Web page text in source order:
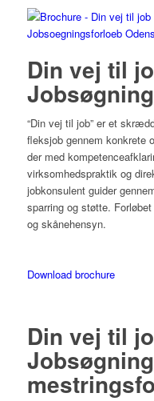
Din vej til
“Din vej til job” er et
fleksjob gennem konkrete
der med
virksomhedspraktik og
jobkonsulent guider
sparring og støtte.
og skånehensyn.
Download brochure
Din vej til